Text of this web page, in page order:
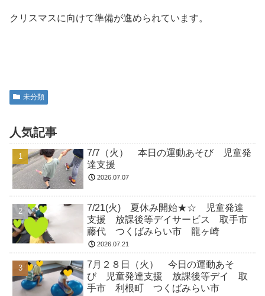
クリスマスに向けて準備が進められています。
未分類
人気記事
7/7（火） 本日の運動あそび 児童発
達支援
2026.07.07
7/21(火) 夏休み開始★☆ 児童発達
支援 放課後等デイサービス 取手市
藤代 つくばみらい市 龍ヶ崎
2026.07.21
7月２８日（火） 今日の運動あそ
び 児童発達支援 放課後等デイ 取
手市 利根町 つくばみらい市